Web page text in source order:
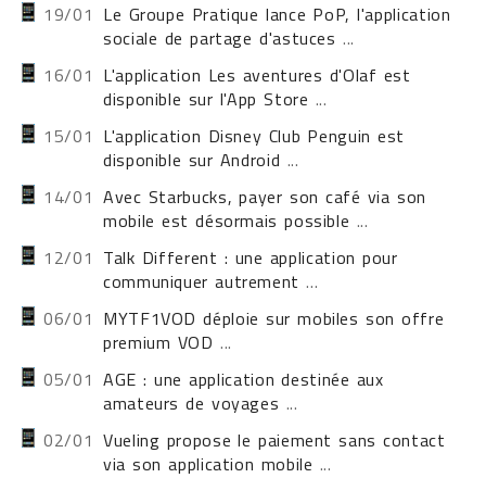
19/01 Le Groupe Pratique lance PoP, l'application
sociale de partage d'astuces ...
16/01 L'application Les aventures d'Olaf est
disponible sur l'App Store ...
15/01 L'application Disney Club Penguin est
disponible sur Android ...
14/01 Avec Starbucks, payer son café via son
mobile est désormais possible ...
12/01 Talk Different : une application pour
communiquer autrement ...
06/01 MYTF1VOD déploie sur mobiles son offre
premium VOD ...
05/01 AGE : une application destinée aux
amateurs de voyages ...
02/01 Vueling propose le paiement sans contact
via son application mobile ...